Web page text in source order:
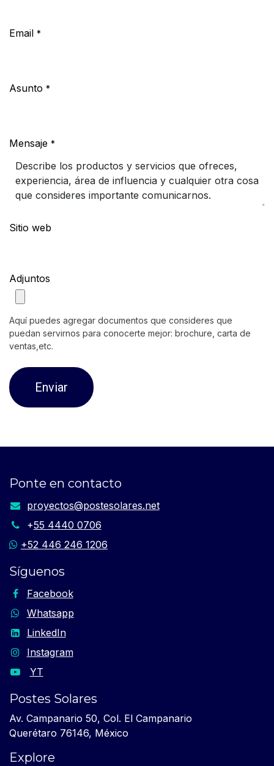
Email *
Asunto *
Mensaje *
Sitio web
Adjuntos
Aquí puedes agregar documentos que consideres que
puedan servirnos para conocerte mejor: brochure, carta de
ventas,etc.
Enviar
Ponte en contacto
proyectos​@postesolares.net​
+55 4440 0706
+52 446 246 1206
Síguenos
Facebook
Whatsapp
LinkedIn
Instagram
YT
Postes Solares
Av. Campanario 50, Col. El Campanario
Querétaro 76146, México
Explore